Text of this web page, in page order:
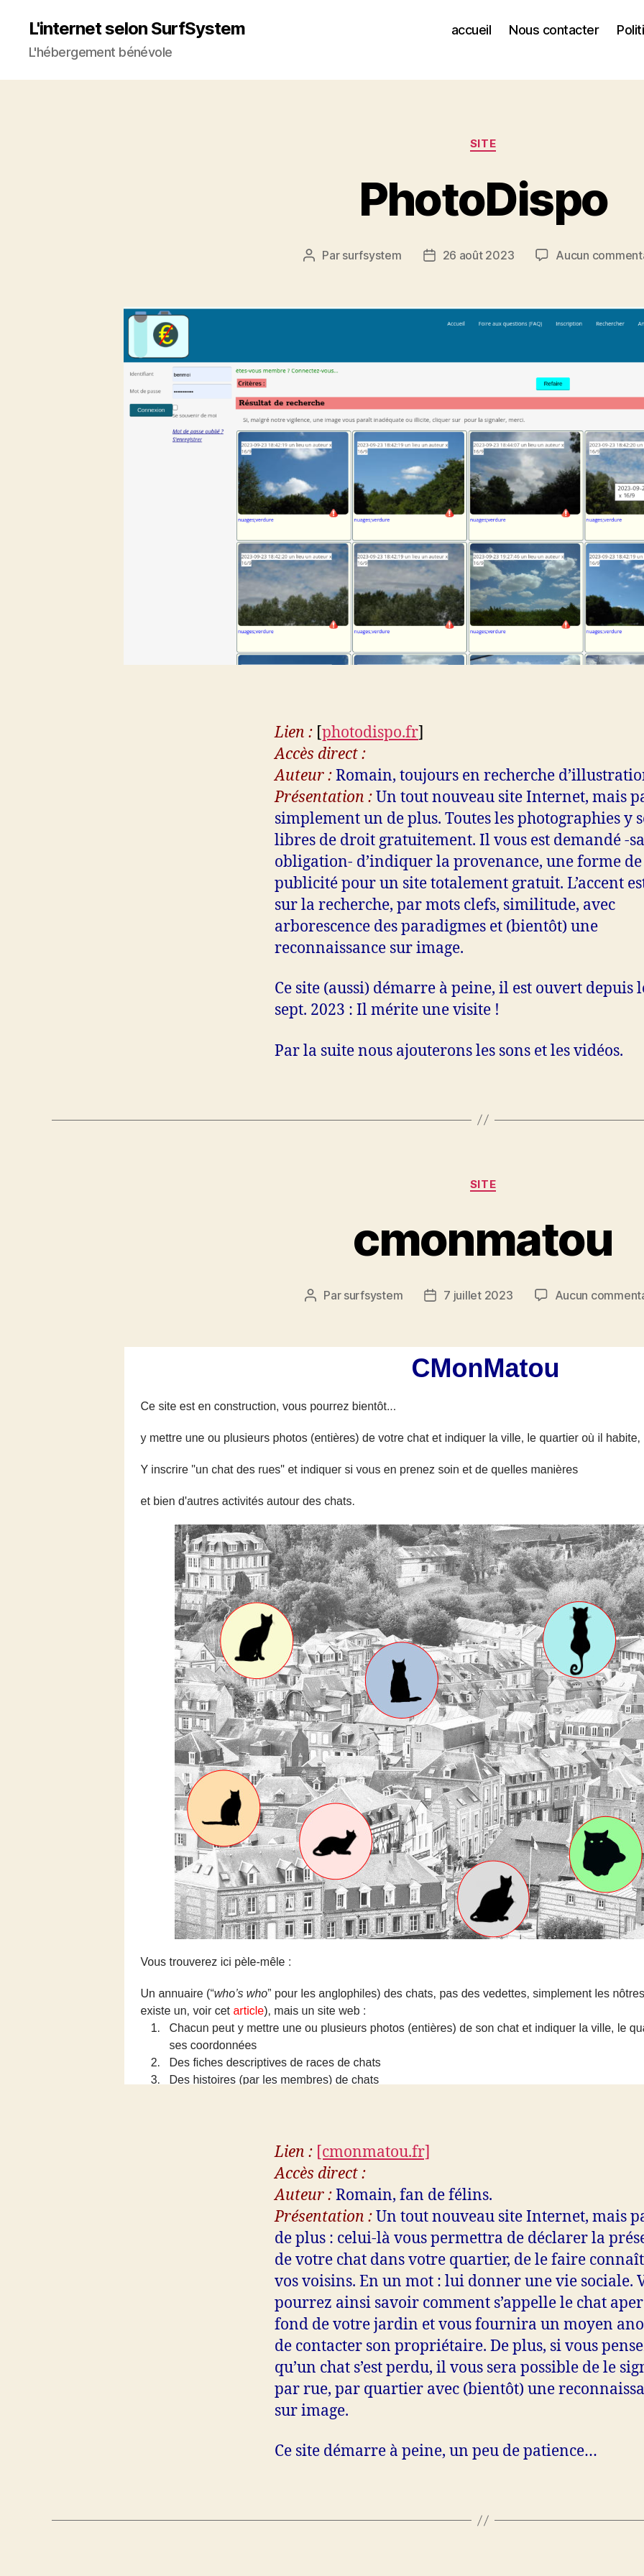
L'internet selon SurfSystem
L'hébergement bénévole
accueil Nous contacter
SITE
PhotoDispo
Par surfsystem 26 août 2023 Aucun
Lien : [photodispo.fr]
Accès direct :
Auteur :Romain, toujours en recherche
Présentation :Un tout nouveau site Internet, mais
simplement un de plus. Toutes les photographies y
libres de droit gratuitement. Il vous est demandé -
obligation- d’indiquer la provenance, une forme de
publicité pour un site totalement gratuit. L’accent
sur la recherche, par mots clefs, similitude, avec
arborescence des paradigmes et (bientôt) une
reconnaissance sur image.
Ce site (aussi) démarre à peine, il est ouvert depuis
sept. 2023 : Il mérite une visite !
Par la suite nous ajouterons les sons et les vidéos.
SITE
cmonmatou
Par surfsystem 7 juillet 2023 Aucun
Lien : [cmonmatou.fr]
Accès direct :
Auteur :Romain, fan de félins.
Présentation :Un tout nouveau site Internet, mais
de plus : celui-là vous permettra de déclarer la
de votre chat dans votre quartier, de le faire
vos voisins. En un mot : lui donner une vie sociale.
pourrez ainsi savoir comment s’appelle le chat
fond de votre jardin et vous fournira un moyen
de contacter son propriétaire. De plus, si vous
qu’un chat s’est perdu, il vous sera possible de le
par rue, par quartier avec (bientôt) une
sur image.
Ce site démarre à peine, un peu de patience…